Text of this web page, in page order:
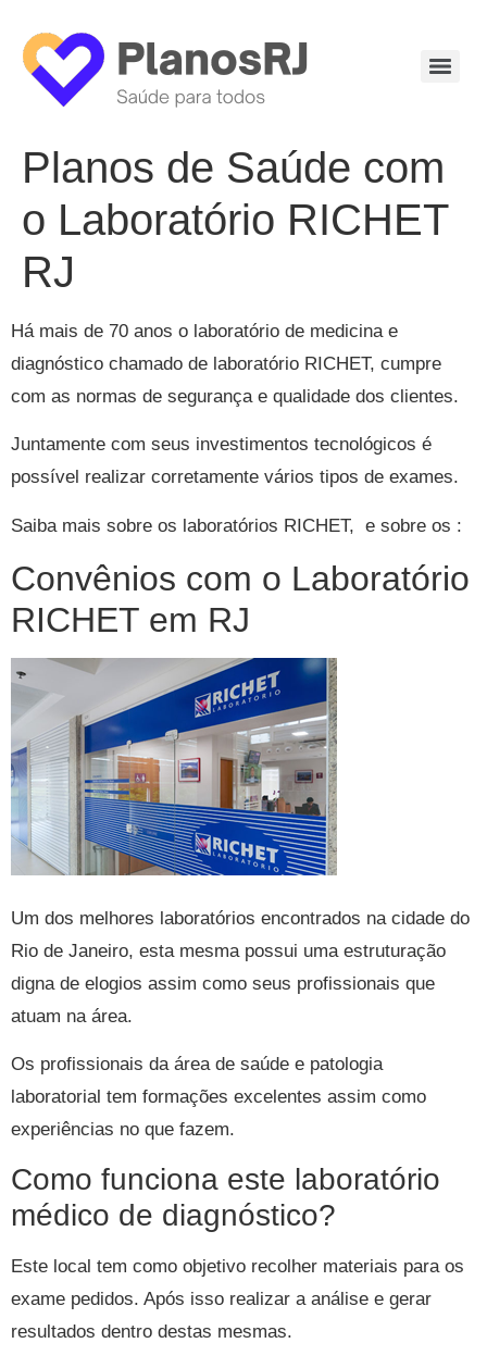
Planos de Saúde com
o Laboratório RICHET
RJ
Há mais de 70 anos o laboratório de medicina e
diagnóstico chamado de laboratório RICHET, cumpre
com as normas de segurança e qualidade dos clientes.
Juntamente com seus investimentos tecnológicos é
possível realizar corretamente vários tipos de exames.
Saiba mais sobre os laboratórios RICHET, e sobre os :
Convênios com o Laboratório
RICHET em RJ
Um dos melhores laboratórios encontrados na cidade do
Rio de Janeiro, esta mesma possui uma estruturação
digna de elogios assim como seus profissionais que
atuam na área.
Os profissionais da área de saúde e patologia
laboratorial tem formações excelentes assim como
experiências no que fazem.
Como funciona este laboratório
médico de diagnóstico?
Este local tem como objetivo recolher materiais para os
exame pedidos. Após isso realizar a análise e gerar
resultados dentro destas mesmas.